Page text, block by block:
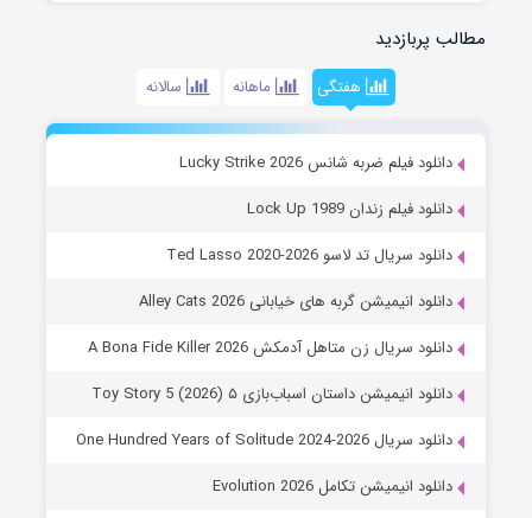
مطالب پربازدید
هفتگی ماهانه سالانه
دانلود فیلم ضربه شانس Lucky Strike 2026
دانلود فیلم زندان Lock Up 1989
دانلود سریال تد لاسو Ted Lasso 2020-2026
دانلود انیمیشن گربه های خیابانی Alley Cats 2026
دانلود سریال زن متاهل آدمکش A Bona Fide Killer 2026
دانلود انیمیشن داستان اسباب‌بازی ۵ Toy Story 5 (2026)
دانلود سریال One Hundred Years of Solitude 2024-2026
دانلود انیمیشن تکامل Evolution 2026